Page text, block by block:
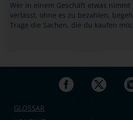
Wer in einem Geschäft etwas nimmt
verlässt, ohne es zu bezahlen,
Trage die Sachen, die du kaufen
GLOSSAR